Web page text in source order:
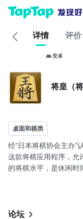
详情 评价
安卓
将皇（
桌面和棋类
经“日本将棋协会主办”
这款将棋应用程序，允
的将棋水平，是休闲时
声音的ON / OFF可以从
论坛